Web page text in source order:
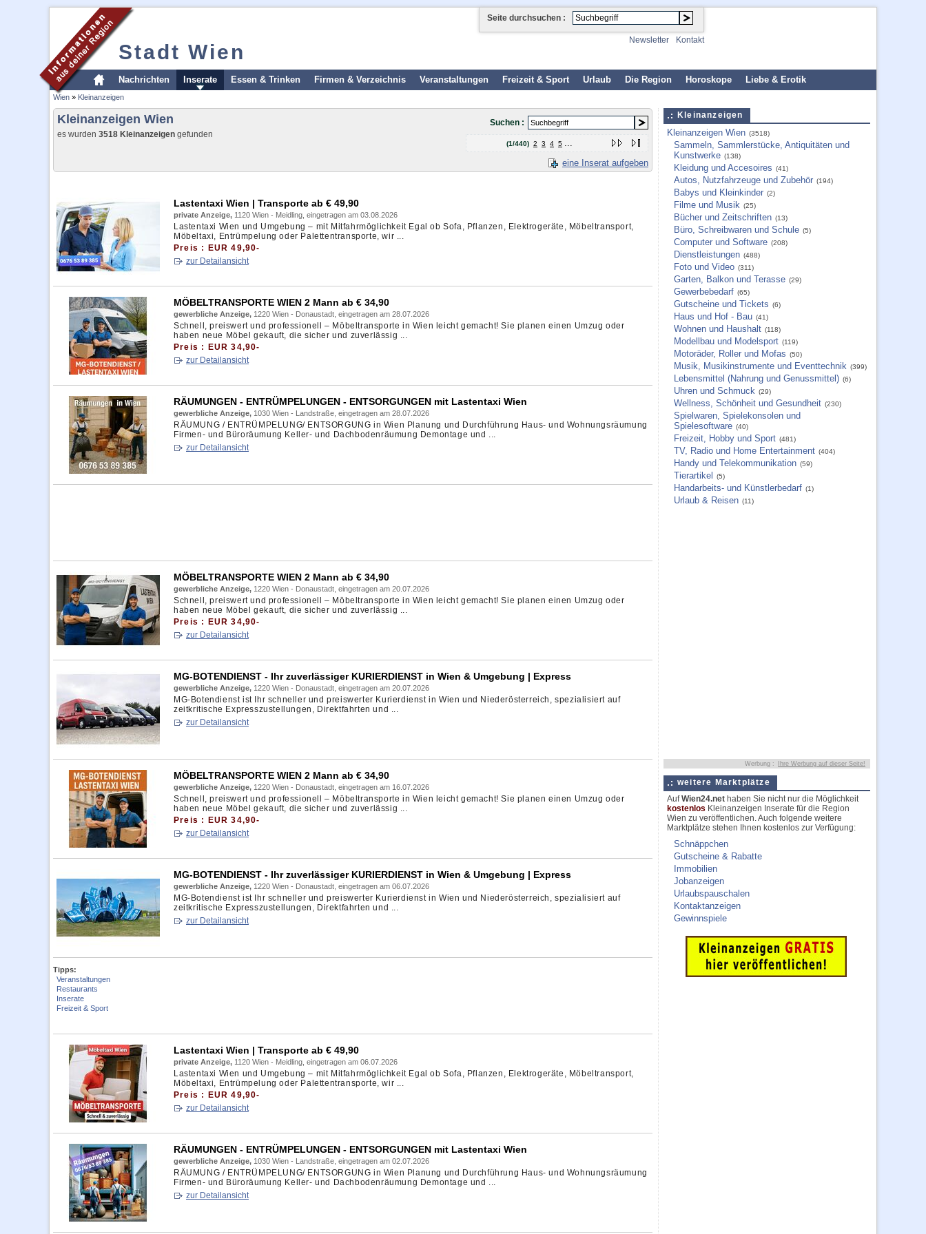
Stadt Wien
Seite durchsuchen :
Newsletter Kontakt
Nachrichten Inserate Essen & Trinken Firmen & Verzeichnis Veranstaltungen Freizeit & Sport Urlaub Die Region Horoskope Liebe & Erotik
Wien » Kleinanzeigen
Kleinanzeigen Wien
es wurden 3518 Kleinanzeigen gefunden
Suchen :
(1/440) 2 3 4 5 ...
eine Inserat aufgeben
Lastentaxi Wien | Transporte ab € 49,90
private Anzeige, 1120 Wien - Meidling, eingetragen am 03.08.2026
Lastentaxi Wien und Umgebung – mit Mitfahrmöglichkeit Egal ob Sofa, Pflanzen, Elektrogeräte, Möbeltransport,
Möbeltaxi, Entrümpelung oder Palettentransporte, wir ...
Preis : EUR 49,90-
zur Detailansicht
MÖBELTRANSPORTE WIEN 2 Mann ab € 34,90
gewerbliche Anzeige, 1220 Wien - Donaustadt, eingetragen am 28.07.2026
Schnell, preiswert und professionell – Möbeltransporte in Wien leicht gemacht! Sie planen einen Umzug oder
haben neue Möbel gekauft, die sicher und zuverlässig ...
Preis : EUR 34,90-
zur Detailansicht
RÄUMUNGEN - ENTRÜMPELUNGEN - ENTSORGUNGEN mit Lastentaxi Wien
gewerbliche Anzeige, 1030 Wien - Landstraße, eingetragen am 28.07.2026
RÄUMUNG / ENTRÜMPELUNG/ ENTSORGUNG in Wien Planung und Durchführung Haus- und Wohnungsräumung
Firmen- und Büroräumung Keller- und Dachbodenräumung Demontage und ...
zur Detailansicht
MÖBELTRANSPORTE WIEN 2 Mann ab € 34,90
gewerbliche Anzeige, 1220 Wien - Donaustadt, eingetragen am 20.07.2026
Schnell, preiswert und professionell – Möbeltransporte in Wien leicht gemacht! Sie planen einen Umzug oder
haben neue Möbel gekauft, die sicher und zuverlässig ...
Preis : EUR 34,90-
zur Detailansicht
MG-BOTENDIENST - Ihr zuverlässiger KURIERDIENST in Wien & Umgebung | Express
gewerbliche Anzeige, 1220 Wien - Donaustadt, eingetragen am 20.07.2026
MG‑Botendienst ist Ihr schneller und preiswerter Kurierdienst in Wien und Niederösterreich, spezialisiert auf
zeitkritische Expresszustellungen, Direktfahrten und ...
zur Detailansicht
MÖBELTRANSPORTE WIEN 2 Mann ab € 34,90
gewerbliche Anzeige, 1220 Wien - Donaustadt, eingetragen am 16.07.2026
Schnell, preiswert und professionell – Möbeltransporte in Wien leicht gemacht! Sie planen einen Umzug oder
haben neue Möbel gekauft, die sicher und zuverlässig ...
Preis : EUR 34,90-
zur Detailansicht
MG-BOTENDIENST - Ihr zuverlässiger KURIERDIENST in Wien & Umgebung | Express
gewerbliche Anzeige, 1220 Wien - Donaustadt, eingetragen am 06.07.2026
MG‑Botendienst ist Ihr schneller und preiswerter Kurierdienst in Wien und Niederösterreich, spezialisiert auf
zeitkritische Expresszustellungen, Direktfahrten und ...
zur Detailansicht
Tipps:
Veranstaltungen
Restaurants
Inserate
Freizeit & Sport
Lastentaxi Wien | Transporte ab € 49,90
private Anzeige, 1120 Wien - Meidling, eingetragen am 06.07.2026
Lastentaxi Wien und Umgebung – mit Mitfahrmöglichkeit Egal ob Sofa, Pflanzen, Elektrogeräte, Möbeltransport,
Möbeltaxi, Entrümpelung oder Palettentransporte, wir ...
Preis : EUR 49,90-
zur Detailansicht
RÄUMUNGEN - ENTRÜMPELUNGEN - ENTSORGUNGEN mit Lastentaxi Wien
gewerbliche Anzeige, 1030 Wien - Landstraße, eingetragen am 02.07.2026
RÄUMUNG / ENTRÜMPELUNG/ ENTSORGUNG in Wien Planung und Durchführung Haus- und Wohnungsräumung
Firmen- und Büroräumung Keller- und Dachbodenräumung Demontage und ...
zur Detailansicht
Kleinanzeigen
Kleinanzeigen Wien (3518)
Sammeln, Sammlerstücke, Antiquitäten und
Kunstwerke (138)
Kleidung und Accesoires (41)
Autos, Nutzfahrzeuge und Zubehör (194)
Babys und Kleinkinder (2)
Filme und Musik (25)
Bücher und Zeitschriften (13)
Büro, Schreibwaren und Schule (5)
Computer und Software (208)
Dienstleistungen (488)
Foto und Video (311)
Garten, Balkon und Terasse (29)
Gewerbebedarf (65)
Gutscheine und Tickets (6)
Haus und Hof - Bau (41)
Wohnen und Haushalt (118)
Modellbau und Modelsport (119)
Motoräder, Roller und Mofas (50)
Musik, Musikinstrumente und Eventtechnik (399)
Lebensmittel (Nahrung und Genussmittel) (6)
Uhren und Schmuck (29)
Wellness, Schönheit und Gesundheit (230)
Spielwaren, Spielekonsolen und
Spielesoftware (40)
Freizeit, Hobby und Sport (481)
TV, Radio und Home Entertainment (404)
Handy und Telekommunikation (59)
Tierartikel (5)
Handarbeits- und Künstlerbedarf (1)
Urlaub & Reisen (11)
Werbung : Ihre Werbung auf dieser Seite!
weitere Marktplätze
AufWien24.net haben Sie nicht nur die Möglichkeit
kostenlos Kleinanzeigen Inserate für die Region
Wien zu veröffentlichen. Auch folgende weitere
Marktplätze stehen Ihnen kostenlos zur Verfügung:
Schnäppchen
Gutscheine & Rabatte
Immobilien
Jobanzeigen
Urlaubspauschalen
Kontaktanzeigen
Gewinnspiele